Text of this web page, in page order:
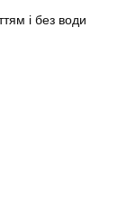
і без води